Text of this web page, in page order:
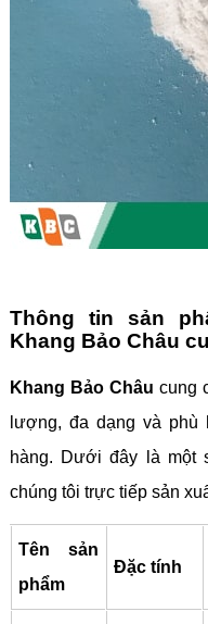
Thông tin sản
Khang Bảo Châu
Khang Bảo Châu cung
lượng, đa dạng và
hàng. Dưới đây là một
chúng tôi trực tiếp sản
Tên sản
phẩm
Đặc tính